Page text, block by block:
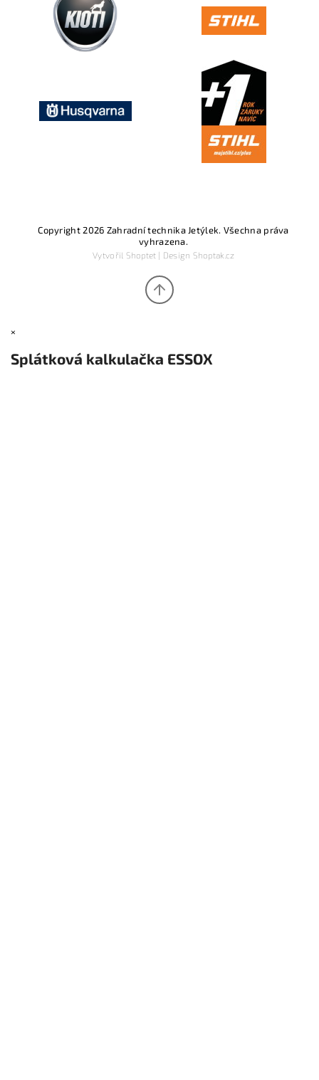
Copyright 2026 Zahradní technika Jetýlek. Všechna práva
vyhrazena.
Vytvořil Shoptet| Design Shoptak.cz
×
Splátková kalkulačka ESSOX